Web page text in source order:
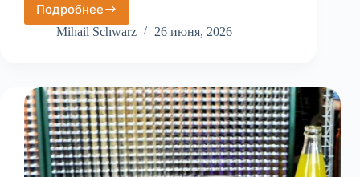
ПодробнееПетршинские
сады
Mihail Schwarz 26 июня, 2026